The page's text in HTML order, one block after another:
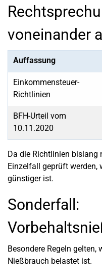
voneinander
Auffassung
Einkommensteuer-
Richtlinien
BFH-Urteil vom
10.11.2020
Da die Richtlinien bislang
Einzelfall geprüft werden,
günstiger ist.
Sonderfall:
Besondere Regeln
Nießbrauch belastet ist.